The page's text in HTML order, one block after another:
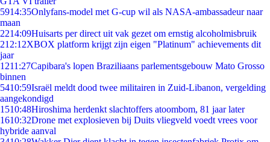
5914:35Onlyfans-model met G-cup wil als NASA-ambassadeur naar
maan
2214:09Huisarts per direct uit vak gezet om ernstig alcoholmisbruik
212:12XBOX platform krijgt zijn eigen "Platinum" achievements dit
jaar
1211:27Capibara's lopen Braziliaans parlementsgebouw Mato Grosso
binnen
5410:59Israël meldt dood twee militairen in Zuid-Libanon, vergelding
aangekondigd
1510:48Hiroshima herdenkt slachtoffers atoombom, 81 jaar later
1610:32Drone met explosieven bij Duits vliegveld voedt vrees voor
hybride aanval